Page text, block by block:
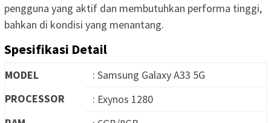
pengguna yang aktif dan membutuhkan performa tinggi,
bahkan di kondisi yang menantang.
Spesifikasi Detail
MODEL
: Samsung Galaxy A33 5G
PROCESSOR
: Exynos 1280